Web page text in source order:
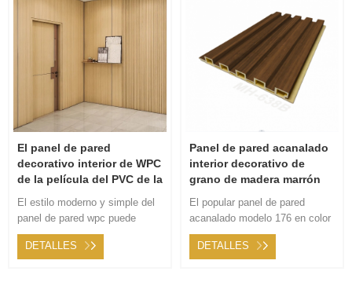
El panel de pared
decorativo interior de WPC
de la película del PVC de la
madera de roble marrón
claro
El estilo moderno y simple del
panel de pared wpc puede
brindar atención a las personas
en un entorno de espacio
DETALLES
Panel de pared acanalado
interior decorativo de
grano de madera marrón
mate
El popular panel de pared
acanalado modelo 176 en color
MH-638B, serie de grano de
madera mate, es un diseño
DETALLES